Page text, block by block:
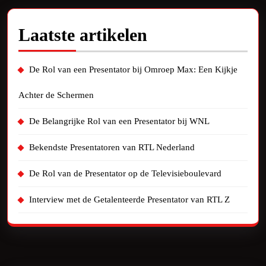
Laatste artikelen
De Rol van een Presentator bij Omroep Max: Een Kijkje
Achter de Schermen
De Belangrijke Rol van een Presentator bij WNL
Bekendste Presentatoren van RTL Nederland
De Rol van de Presentator op de Televisieboulevard
Interview met de Getalenteerde Presentator van RTL Z